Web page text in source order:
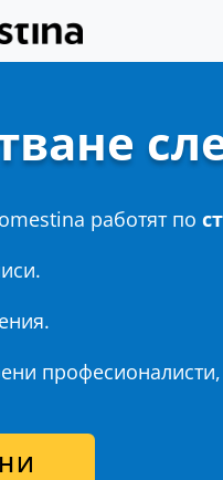
работят по
професионалисти,